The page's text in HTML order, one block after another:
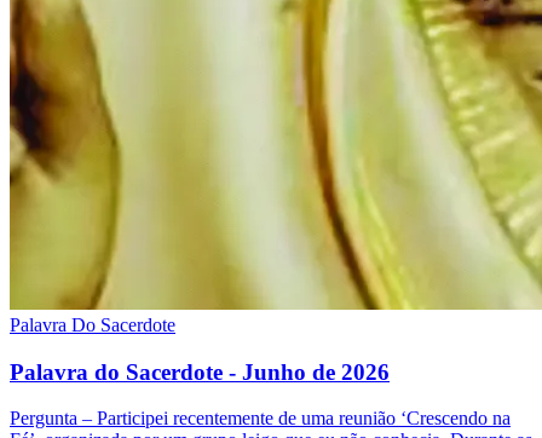
Palavra Do Sacerdote
Palavra do Sacerdote - Junho de 2026
Pergunta – Participei recentemente de uma reunião ‘Crescendo na